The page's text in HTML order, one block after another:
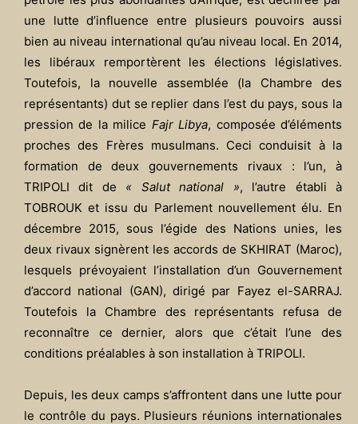
une lutte d’influence entre plusieurs pouvoirs aussi
bien au niveau international qu’au niveau local. En 2014,
les libéraux remportèrent les élections législatives.
Toutefois, la nouvelle assemblée (la Chambre des
représentants) dut se replier dans l’est du pays, sous la
pression de la milice Fajr Libya, composée d’éléments
proches des Frères musulmans. Ceci conduisit à la
formation de deux gouvernements rivaux : l’un, à
TRIPOLI dit de « Salut national », l’autre établi à
TOBROUK et issu du Parlement nouvellement élu. En
décembre 2015, sous l’égide des Nations unies, les
deux rivaux signèrent les accords de SKHIRAT (Maroc),
lesquels prévoyaient l’installation d’un Gouvernement
d’accord national (GAN), dirigé par Fayez el-SARRAJ.
Toutefois la Chambre des représentants refusa de
reconnaître ce dernier, alors que c’était l’une des
conditions préalables à son installation à TRIPOLI.
Depuis, les deux camps s’affrontent dans une lutte pour
le contrôle du pays. Plusieurs réunions internationales